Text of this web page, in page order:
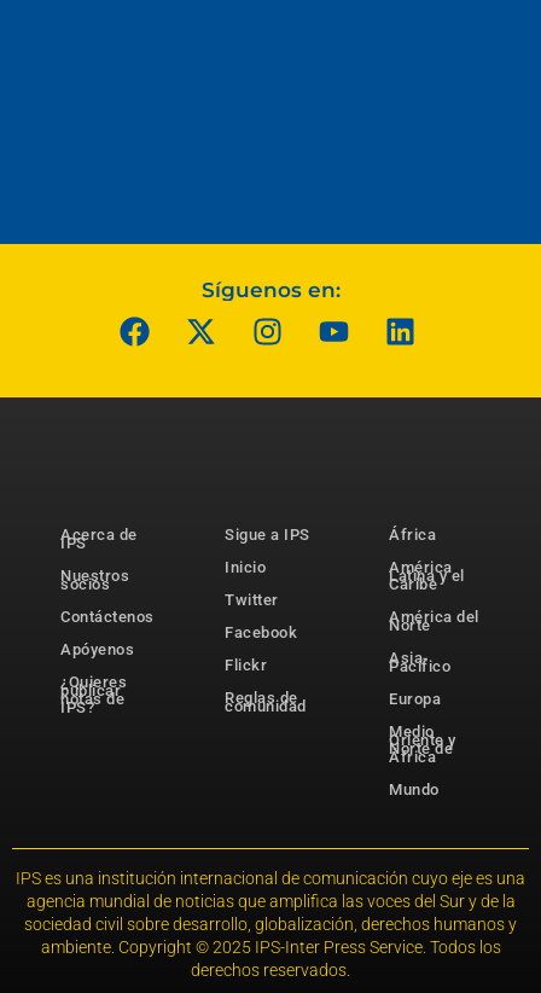
Síguenos en:
Acerca de
IPS
Nuestros
socios
Contáctenos
Apóyenos
¿Quieres
publicar
notas de
IPS?
Sigue a IPS
Inicio
Twitter
Facebook
Flickr
Reglas de
comunidad
África
América
Latina y el
Caribe
América del
Norte
Asia-
Pacífico
Europa
Medio
Oriente y
Norte de
África
Mundo
IPS es una institución internacional de comunicación cuyo eje es una
agencia mundial de noticias que amplifica las voces del Sur y de la
sociedad civil sobre desarrollo, globalización, derechos humanos y
ambiente. Copyright © 2025 IPS-Inter Press Service. Todos los
derechos reservados.